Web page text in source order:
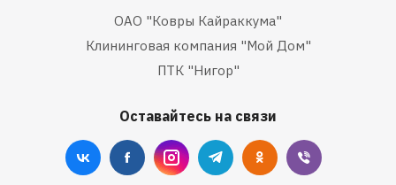
ОАО "Ковры Кайраккума"
Клининговая компания "Мой Дом"
ПТК "Нигор"
Оставайтесь на связи